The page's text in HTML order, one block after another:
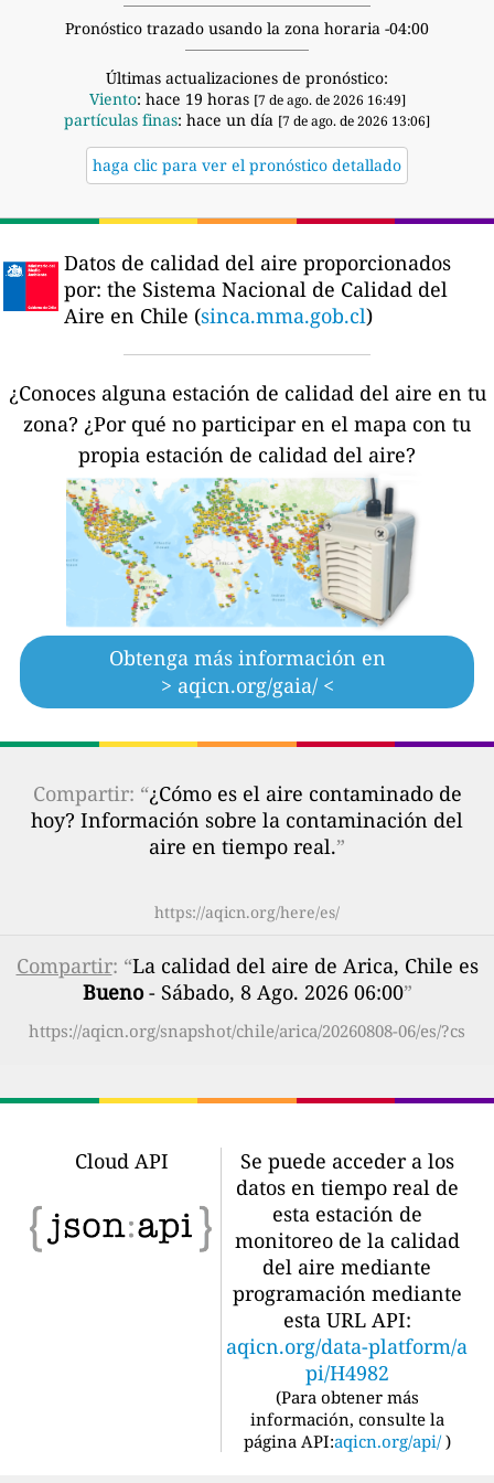
Pronóstico trazado usando la zona horaria -04:00
Últimas actualizaciones de pronóstico:
Viento: hace 19 horas [7 de ago. de 2026 16:49]
partículas finas: hace un día [7 de ago. de 2026 13:06]
haga clic para ver el pronóstico detallado
Datos de calidad del aire proporcionados
por: the Sistema Nacional de Calidad del
Aire en Chile (sinca.mma.gob.cl)
¿Conoces alguna estación de calidad del aire en tu
zona? ¿Por qué no participar en el mapa con tu
propia estación de calidad del aire?
Obtenga más información en
> aqicn.org/gaia/ <
Compartir: “¿Cómo es el aire contaminado de
hoy? Información sobre la contaminación del
aire en tiempo real.”
https://aqicn.org/here/es/
Compartir: “La calidad del aire de Arica, Chile es
Bueno- Sábado, 8 Ago. 2026 06:00”
https://aqicn.org/snapshot/chile/arica/20260808-06/es/?cs
Cloud API
Se puede acceder a los
datos en tiempo real de
esta estación de
monitoreo de la calidad
del aire mediante
programación mediante
esta URL API:
aqicn.org/data-platform/a
pi/H4982
(Para obtener más
información, consulte la
página API:aqicn.org/api/ )